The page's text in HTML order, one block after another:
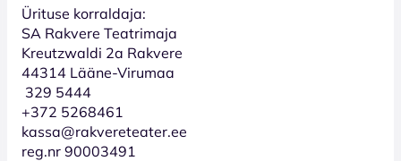
Ürituse korraldaja:
SA Rakvere Teatrimaja
Kreutzwaldi 2a Rakvere
44314 Lääne-Virumaa
329 5444
+372 5268461
kassa@rakvereteater.ee
reg.nr 90003491